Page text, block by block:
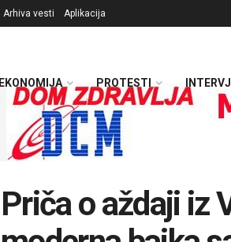
Arhiva vesti Aplikacija
EKONOMIJA PROTESTI
Priča o aždaji iz